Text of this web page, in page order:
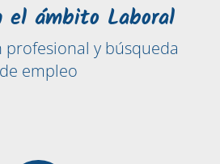
el ámbito Laboral
profesional y búsqueda
de empleo